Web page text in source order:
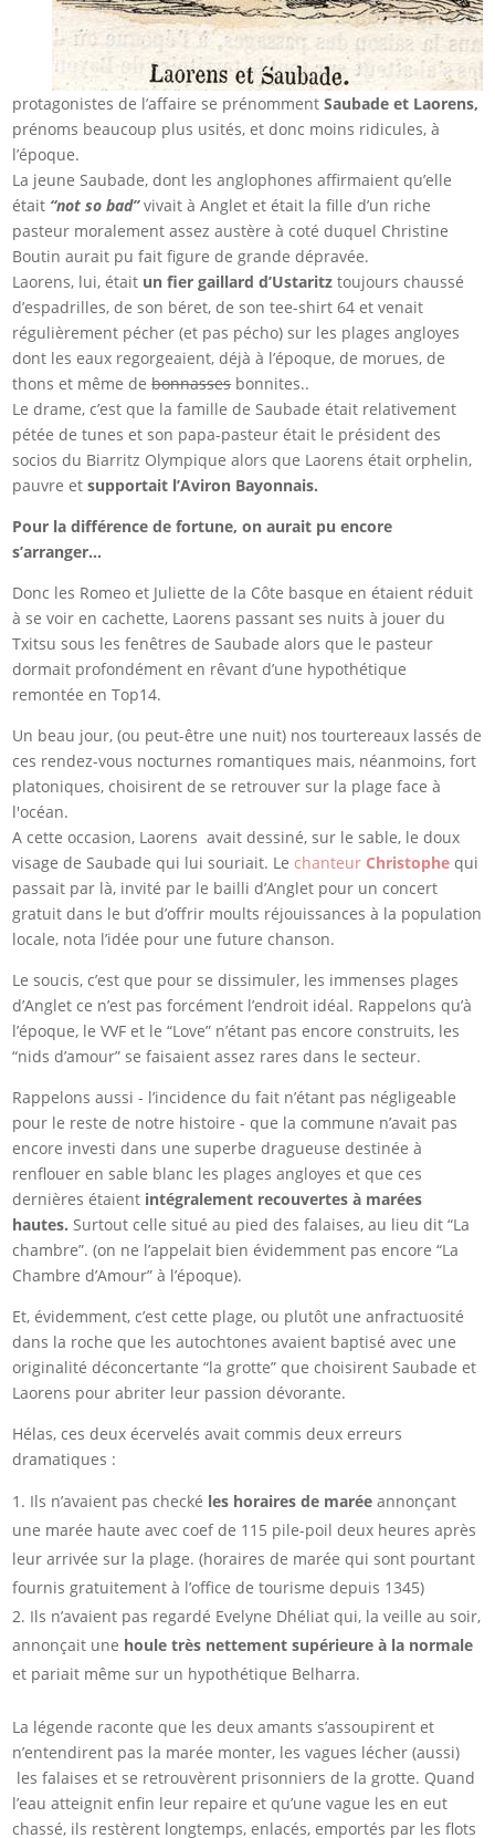
protagonistes de l’affaire se prénommentSaubade et Laorens,
prénoms beaucoup plus usités, et donc moins ridicules, à
l’époque.
La jeune Saubade, dont les anglophones affirmaient qu’elle
était “not so bad”vivait à Anglet et était la fille d’un riche
pasteur moralement assez austère à coté duquel Christine
Boutin aurait pu fait figure de grande dépravée.
Laorens, lui, était un fier gaillard d’Ustaritz toujours chaussé
d’espadrilles, de son béret, de son tee-shirt 64 et venait
régulièrement pécher (et pas pécho) sur les plages angloyes
dont les eaux regorgeaient, déjà à l’époque, de morues, de
thons et même debonnassesbonnites..
Le drame, c’est que la famille de Saubade était relativement
pétée de tunes et son papa-pasteur était le président des
socios du Biarritz Olympique alors que Laorens était orphelin,
pauvre etsupportait l’Aviron Bayonnais.
Pour la différence de fortune, on aurait pu encore
s’arranger…
Donc les Romeo et Juliette de la Côte basque en étaient réduit
à se voir en cachette, Laorens passant ses nuits à jouer du
Txitsu sous les fenêtres de Saubade alors que le pasteur
dormait profondément en rêvant d’une hypothétique
remontée en Top14.
Un beau jour, (ou peut-être une nuit) nos tourtereaux lassés de
ces rendez-vous nocturnes romantiques mais, néanmoins, fort
platoniques, choisirent de se retrouver sur la plage face à
l'océan.
A cette occasion, Laorens avait dessiné, sur le sable, le doux
visage de Saubade qui lui souriait. Le chanteur Christophe qui
passait par là, invité par le bailli d’Anglet pour un concert
gratuit dans le but d’offrir moults réjouissances à la population
locale, nota l’idée pour une future chanson.
Le soucis, c’est que pour se dissimuler, les immenses plages
d’Anglet ce n’est pas forcément l’endroit idéal. Rappelons qu’à
l’époque, le VVF et le “Love” n’étant pas encore construits, les
“nids d’amour” se faisaient assez rares dans le secteur.
Rappelons aussi - l’incidence du fait n’étant pas négligeable
pour le reste de notre histoire - que la commune n’avait pas
encore investi dans une superbe dragueuse destinée à
renflouer en sable blanc les plages angloyes et que ces
dernières étaient intégralement recouvertes à marées
hautes. Surtout celle situé au pied des falaises, au lieu dit “La
chambre”. (on ne l’appelait bien évidemment pas encore “La
Chambre d’Amour” à l’époque).
Et, évidemment, c’est cette plage, ou plutôt une anfractuosité
dans la roche que les autochtones avaient baptisé avec une
originalité déconcertante “la grotte” que choisirent Saubade et
Laorens pour abriter leur passion dévorante.
Hélas, ces deux écervelés avait commis deux erreurs
dramatiques :
Ils n’avaient pas checké les horaires de marée annonçant
une marée haute avec coef de 115 pile-poil deux heures après
leur arrivée sur la plage. (horaires de marée qui sont pourtant
fournis gratuitement à l’office de tourisme depuis 1345)
Ils n’avaient pas regardé Evelyne Dhéliat qui, la veille au soir,
annonçait une houle très nettement supérieure à la normale
et pariait même sur un hypothétique Belharra.
La légende raconte que les deux amants s’assoupirent et
n’entendirent pas la marée monter, les vagues lécher (aussi)
les falaises et se retrouvèrent prisonniers de la grotte. Quand
l’eau atteignit enfin leur repaire et qu’une vague les en eut
chassé, ils restèrent longtemps, enlacés, emportés par les flots